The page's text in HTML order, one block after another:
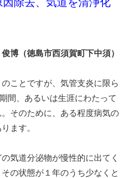
因除去、気道を清浄化
（徳島市西須賀町下中須）
ことですが、気管支炎に限ら
間、あるいは生涯にわたって
そのために、ある程度病気の
ます。
気道分泌物が慢性的に出てく
の状態が１年のうち少なくと